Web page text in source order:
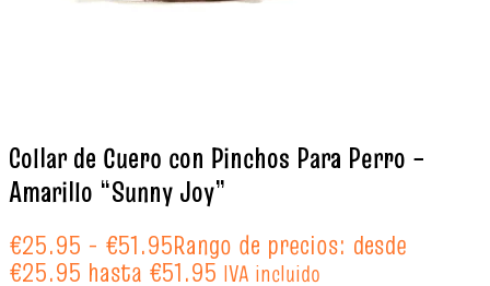
Collar de Cuero con Pinchos Para Perro –
Amarillo “Sunny Joy”
€25.95 - €51.95Rango de precios: desde
€25.95 hasta €51.95 IVA incluido